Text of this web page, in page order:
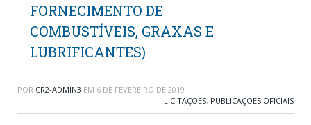
FORNECIMENTO DE
COMBUSTÍVEIS, GRAXAS E
LUBRIFICANTES)
POR CR2-ADMIN3 EM 6 DE FEVEREIRO DE 2019
LICITAÇÕES, PUBLICAÇÕES OFICIAIS